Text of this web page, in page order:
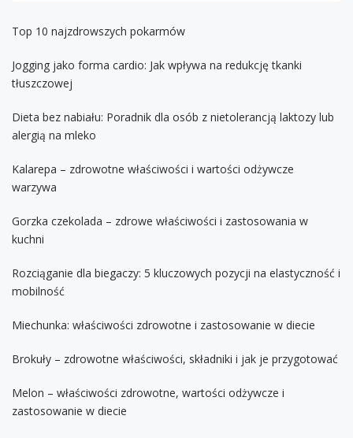
Top 10 najzdrowszych pokarmów
Jogging jako forma cardio: Jak wpływa na redukcję tkanki
tłuszczowej
Dieta bez nabiału: Poradnik dla osób z nietolerancją laktozy lub
alergią na mleko
Kalarepa – zdrowotne właściwości i wartości odżywcze
warzywa
Gorzka czekolada – zdrowe właściwości i zastosowania w
kuchni
Rozciąganie dla biegaczy: 5 kluczowych pozycji na elastyczność i
mobilność
Miechunka: właściwości zdrowotne i zastosowanie w diecie
Brokuły – zdrowotne właściwości, składniki i jak je przygotować
Melon – właściwości zdrowotne, wartości odżywcze i
zastosowanie w diecie